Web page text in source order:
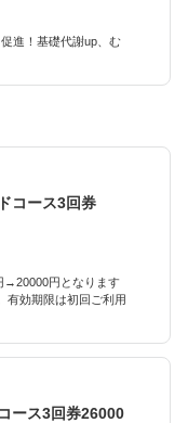
進！基礎代謝up、む
コース3回券
→20000円となります
有効期限は初回ご利用
ース3回券26000